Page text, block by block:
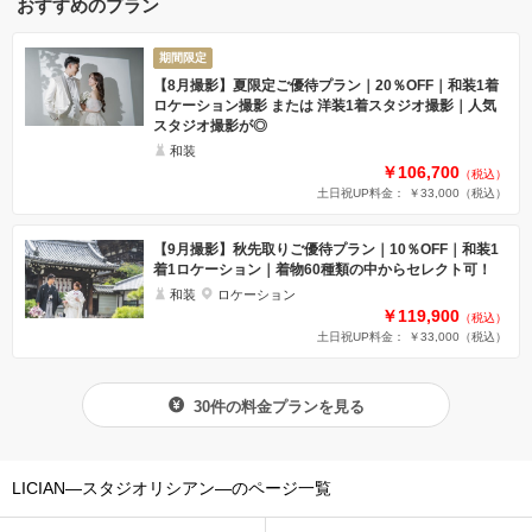
おすすめのプラン
期間限定
【8月撮影】夏限定ご優待プラン｜20％OFF｜和装1着
ロケーション撮影 または 洋装1着スタジオ撮影｜人気
スタジオ撮影が◎
和装
￥106,700 （税込）
土日祝UP料金： ￥33,000 （税込）
【9月撮影】秋先取りご優待プラン｜10％OFF｜和装1
着1ロケーション｜着物60種類の中からセレクト可！
和装 ロケーション
￥119,900 （税込）
土日祝UP料金： ￥33,000 （税込）
30件の料金プランを見る
LICIAN―スタジオリシアン―のページ一覧